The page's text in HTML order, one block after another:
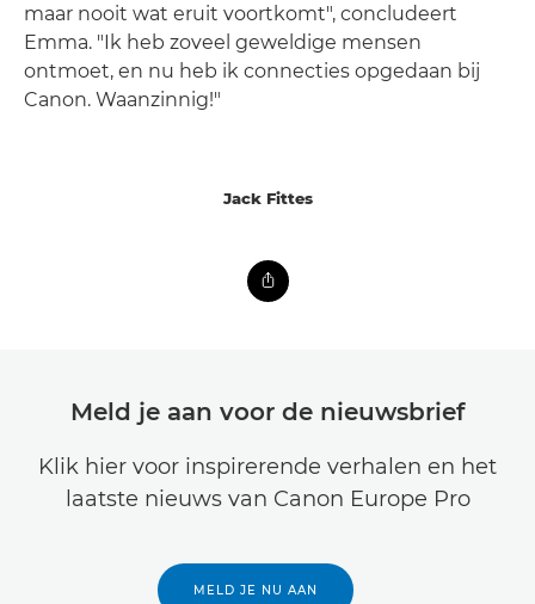
maar nooit wat eruit voortkomt", concludeert
Emma. "Ik heb zoveel geweldige mensen
ontmoet, en nu heb ik connecties opgedaan bij
Canon. Waanzinnig!"
Jack Fittes
Meld je aan voor de nieuwsbrief
Klik hier voor inspirerende verhalen en het
laatste nieuws van Canon Europe Pro
MELD JE NU AAN